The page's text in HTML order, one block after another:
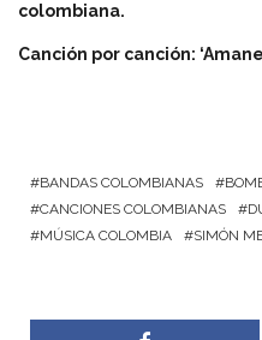
colombiana.
Canción por canción:
BANDAS COLOMBIANAS
CANCIONES COLOMBIANAS
MÚSICA COLOMBIA
SIMÓN